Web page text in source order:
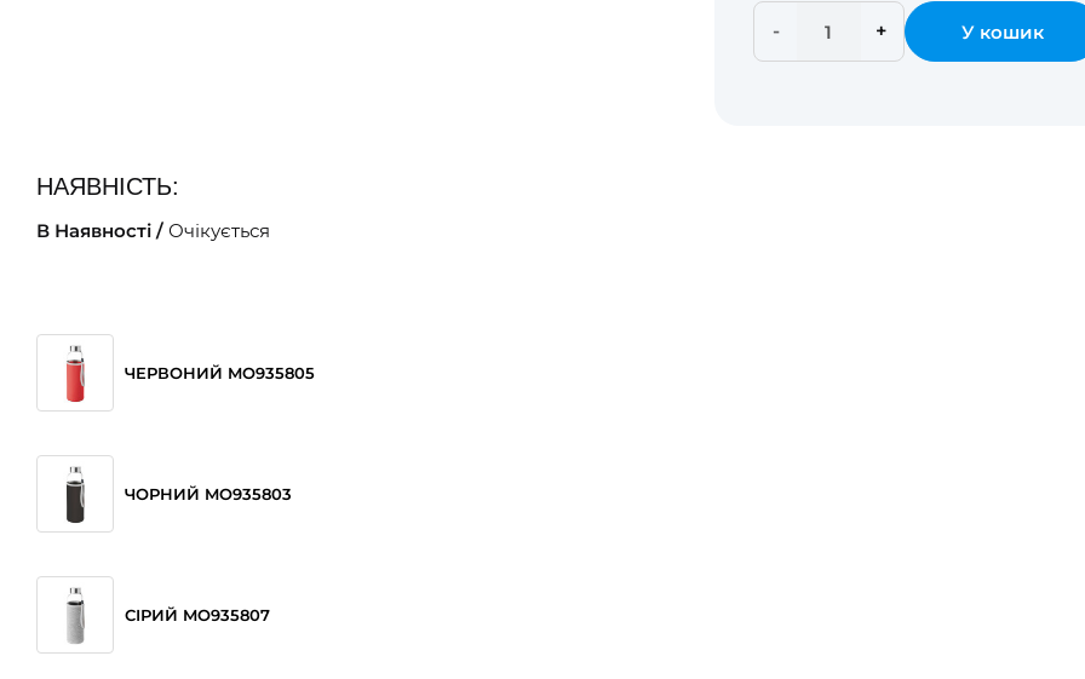
- + У кошик
НАЯВНІСТЬ:
В Наявності / Очікується
ЧЕРВОНИЙ MO935805
ЧОРНИЙ MO935803
СІРИЙ MO935807